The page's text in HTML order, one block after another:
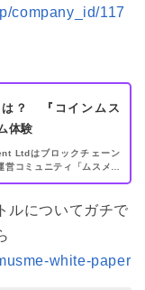
company_id/117
は？ 『コインムス
体験
Ltdはブロックチェーン
コミュニティ「ムスメだ
メ』は、どのようなゲーム
Ltdで『コイン
想を伺いました。
ルについてガチで
white-paper